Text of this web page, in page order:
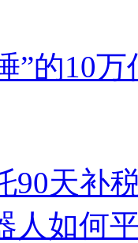
”的10
90天补
人如何